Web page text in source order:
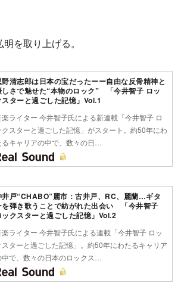
を取り上げる。
野清志郎は日本の宝だったーー自由な反骨精神と
しさで魅せた“本物のロック” 「今井智子 ロッ
スターと過ごした記憶」Vol.1
楽ライター 今井智子氏による新連載「今井智子 ロ
クスターと過ごした記憶」がスタート。約50年にわ
るキャリアの中で、数々の日…
井戸“CHABO”麗市：古井戸、RC、麗蘭…ギタ
を弾き歌うことで紡がれた出会い 「今井智子
ックスターと過ごした記憶」Vol.2
楽ライター 今井智子氏による連載「今井智子 ロッ
スターと過ごした記憶」。約50年にわたるキャリア
中で、数々の日本のロックス…